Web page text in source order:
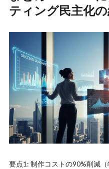
ティング民主化
要点1: 制作コストの90%削減（